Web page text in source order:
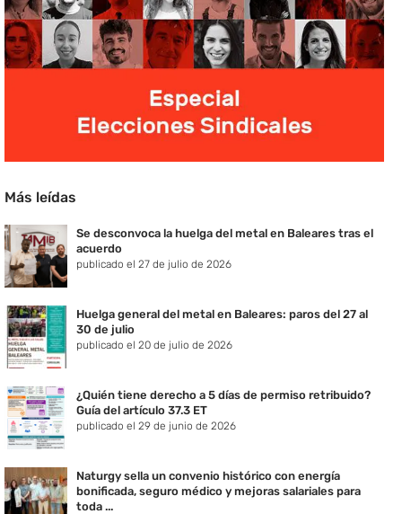
Más leídas
Se desconvoca la huelga del metal en Baleares tras el
acuerdo
publicado el 27 de julio de 2026
Huelga general del metal en Baleares: paros del 27 al
30 de julio
publicado el 20 de julio de 2026
¿Quién tiene derecho a 5 días de permiso retribuido?
Guía del artículo 37.3 ET
publicado el 29 de junio de 2026
Naturgy sella un convenio histórico con energía
bonificada, seguro médico y mejoras salariales para
toda ...